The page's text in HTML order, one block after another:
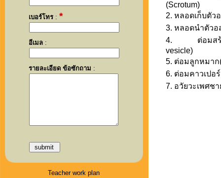
เบอร์โทร :*
อีเมล :
รายละเอียด ข้อซักถาม :
Teacher work plan
(Scrotum)
2. หลอดเก็บตัว
3. หลอดนำตัว
4. ต่อมสร้าง
vesicle)
5. ต่อมลูกหมาก
6. ต่อมคาวเปอ
7. อวัยวะเพศช